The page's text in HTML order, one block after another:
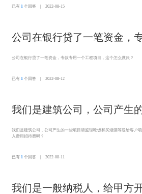
协议，这种可以直接做坏账么
已有1 个回答 | 2022-08-15
公司在银行贷了一笔资金，
公司在银行贷了一笔资金，专款专用一个工程项目，这个怎么做账？
已有1 个回答 | 2022-08-12
我们是建筑公司，公司产生
以计入项目成本而不计入费
我们是建筑公司，公司产生的一些项目请监理吃饭和买烟酒等送给客户
入费用招待费吗？
已有1 个回答 | 2022-08-11
我们是一般纳税人，给甲方